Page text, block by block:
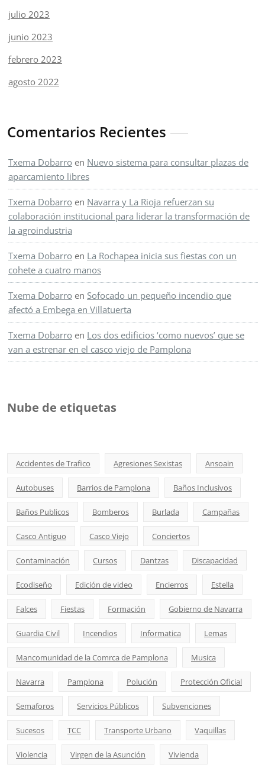
julio 2023
junio 2023
febrero 2023
agosto 2022
Comentarios Recientes
Txema Dobarro en Nuevo sistema para consultar plazas de
aparcamiento libres
Txema Dobarro en Navarra y La Rioja refuerzan su
colaboración institucional para liderar la transformación de
la agroindustria
Txema Dobarro en La Rochapea inicia sus fiestas con un
cohete a cuatro manos
Txema Dobarro en Sofocado un pequeño incendio que
afectó a Embega en Villatuerta
Txema Dobarro en Los dos edificios ‘como nuevos’ que se
van a estrenar en el casco viejo de Pamplona
Nube de etiquetas
Accidentes de Trafico Agresiones Sexistas Ansoain
Autobuses Barrios de Pamplona Baños Inclusivos
Baños Publicos Bomberos Burlada Campañas
Casco Antiguo Casco Viejo Conciertos
Contaminación Cursos Dantzas Discapacidad
Ecodiseño Edición de video Encierros Estella
Falces Fiestas Formación Gobierno de Navarra
Guardia Civil Incendios Informatica Lemas
Mancomunidad de la Comrca de Pamplona Musica
Navarra Pamplona Polución Protección Oficial
Semaforos Servicios Públicos Subvenciones
Sucesos TCC Transporte Urbano Vaquillas
Violencia Virgen de la Asunción Vivienda